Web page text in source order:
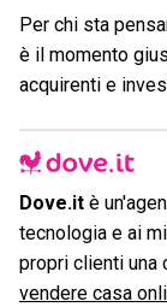
Per chi sta
è il momento
acquirenti e
Dove.it è
tecnologia e ai
propri clienti una
vendere casa